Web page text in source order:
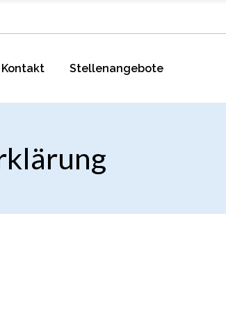
Kontakt Stellenangebote